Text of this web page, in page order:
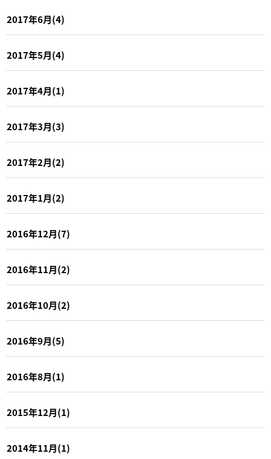
2017年6月(4)
2017年5月(4)
2017年4月(1)
2017年3月(3)
2017年2月(2)
2017年1月(2)
2016年12月(7)
2016年11月(2)
2016年10月(2)
2016年9月(5)
2016年8月(1)
2015年12月(1)
2014年11月(1)